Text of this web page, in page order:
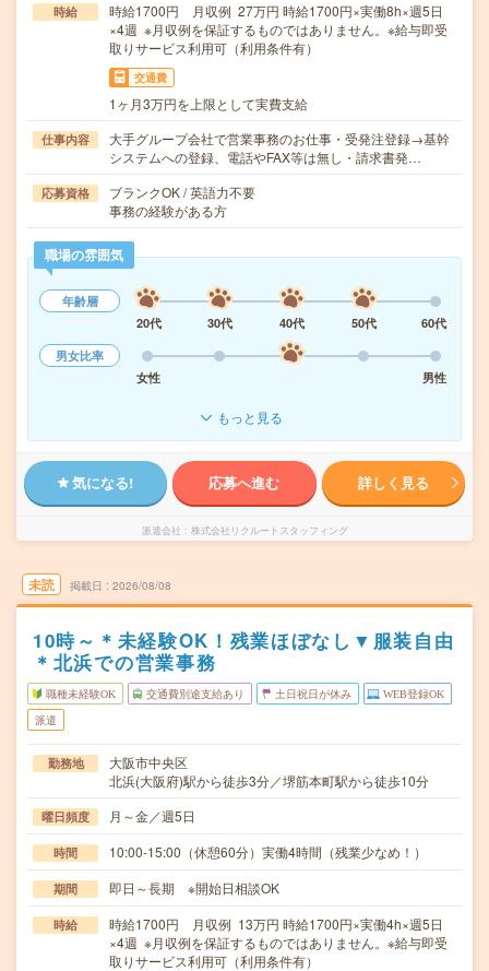
時給
時給1700円 月収例 27万円 時給1700円×実働8h×週5日
×4週 ※月収例を保証するものではありません。※給与即受
取りサービス利用可（利用条件有）
交通費
1ヶ月3万円を上限として実費支給
仕事内容
大手グループ会社で営業事務のお仕事・受発注登録→基幹
システムへの登録、電話やFAX等は無し・請求書発…
応募資格
ブランクOK / 英語力不要
事務の経験がある方
職場の雰囲気
年齢層
20代
30代 40代 50代
60代
男女比率
女性
男性
もっと見る
気になる! 応募へ進む 詳しく見る
派遣会社 株式会社リクルートスタッフィング
未読 掲載日 2026/08/08
10時～＊未経験OK！残業ほぼなし▼服装自由
＊北浜での営業事務
職種未経験OK 交通費別途支給あり 土日祝日が休み WEB登録OK
派遣
勤務地
大阪市中央区
北浜(大阪府)駅から徒歩3分／堺筋本町駅から徒歩10分
曜日頻度 月～金／週5日
時間 10:00-15:00（休憩60分）実働4時間（残業少なめ！）
期間 即日～長期 ※開始日相談OK
時給
時給1700円 月収例 13万円 時給1700円×実働4h×週5日
×4週 ※月収例を保証するものではありません。※給与即受
取りサービス利用可（利用条件有）